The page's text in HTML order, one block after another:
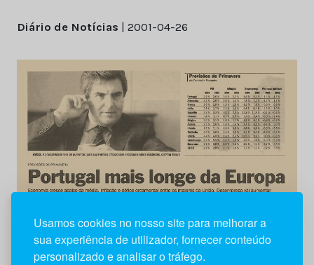
Usamos cookies no nosso site para melhorar a
sua experiência de utilizador, fornecer conteúdo
personalizado e analisar o tráfego.
Diário de Notícias | 2001-04-26